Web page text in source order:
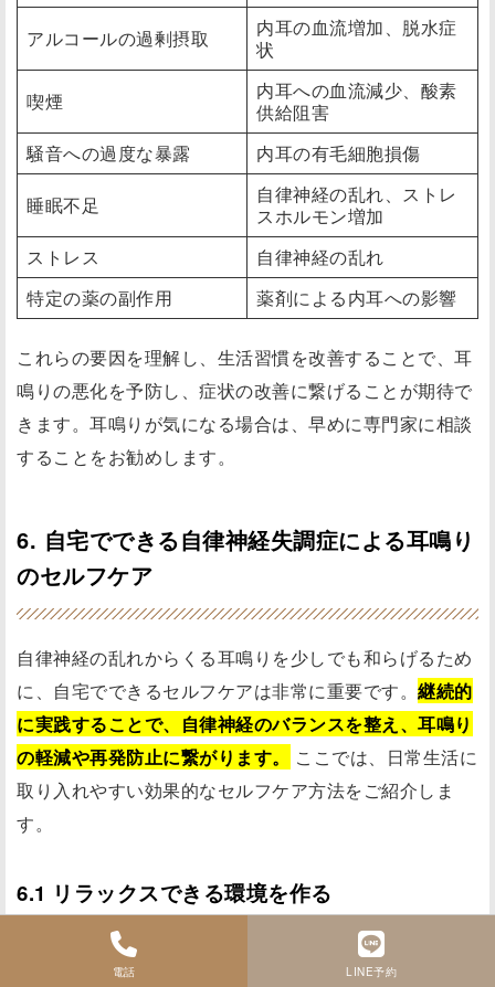
アルコールの過剰摂取
内耳の血流増加、脱水症
状
喫煙
内耳への血流減少、酸素
供給阻害
騒音への過度な暴露
内耳の有毛細胞損傷
睡眠不足
自律神経の乱れ、ストレ
スホルモン増加
ストレス
自律神経の乱れ
特定の薬の副作用
薬剤による内耳への影響
これらの要因を理解し、生活習慣を改善することで、耳
鳴りの悪化を予防し、症状の改善に繋げることが期待で
きます。耳鳴りが気になる場合は、早めに専門家に相談
することをお勧めします。
6. 自宅でできる自律神経失調症による耳鳴り
のセルフケア
自律神経の乱れからくる耳鳴りを少しでも和らげるため
に、自宅でできるセルフケアは非常に重要です。 継続的
に実践することで、自律神経のバランスを整え、耳鳴り
の軽減や再発防止に繋がります。
ここでは、日常生活に
取り入れやすい効果的なセルフケア方法をご紹介しま
す。
6.1 リラックスできる環境を作る
ストレスは自律神経のバランスを崩す大きな要因です。
電話 LINE予約